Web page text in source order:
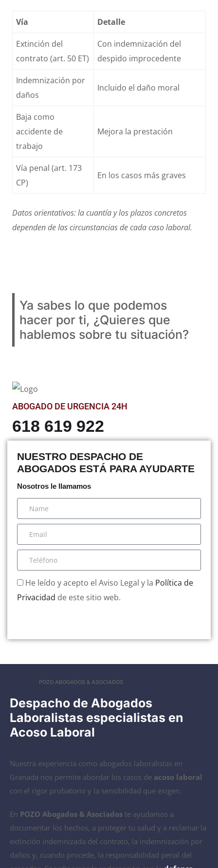
Vía Detalle
Extinción del
contrato (art. 50 ET)
Con indemnización del
despido improcedente
Indemnización por
daños
Incluido el daño moral
Baja como
accidente de
trabajo
Mejora la prestación
Vía penal (art. 173
CP)
En los casos más graves
Datos orientativos: la cuantía y los plazos concretos
dependen de las circunstancias de cada caso laboral.
Ya sabes lo que podemos
hacer por ti, ¿Quieres que
hablemos sobre tu situación?
ABOGADO DE URGENCIA 24H
618 619 922
NUESTRO DESPACHO DE
ABOGADOS ESTÁ PARA AYUDARTE
Nosotros le llamamos
He leído y acepto el Aviso Legal y la Política de
Privacidad de este sitio web.
POZO ABOGADOS & ASOCIADOS
Despacho de Abogados
Laboralistas especialistas en
Acoso Laboral
Nuestra experiencia como abogados laboralistas en
Granada nos permite abordar los casos de acoso laboral
con el rigor probatorio y la sensibilidad que exigen.
En POZO Abogados & Asociados te ayudamos a
documentar los hechos, a proteger tu salud y a reclamar la
extinción indemnizada del contrato, la indemnización por
daños y, cuando procede, la responsabilidad penal del